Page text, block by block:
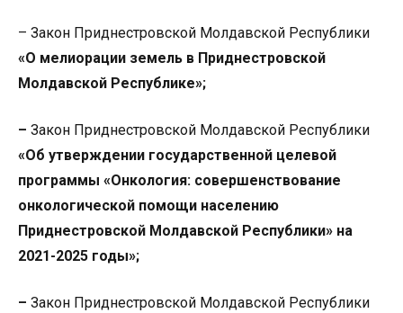
– Закон Приднестровской Молдавской Республики
«О мелиорации земель в Приднестровской
Молдавской Республике»;
– Закон Приднестровской Молдавской Республики
«Об утверждении государственной целевой
программы «Онкология: совершенствование
онкологической помощи населению
Приднестровской Молдавской Республики» на
2021-2025 годы»;
– Закон Приднестровской Молдавской Республики